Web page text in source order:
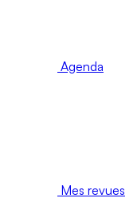
Agenda
Mes revues